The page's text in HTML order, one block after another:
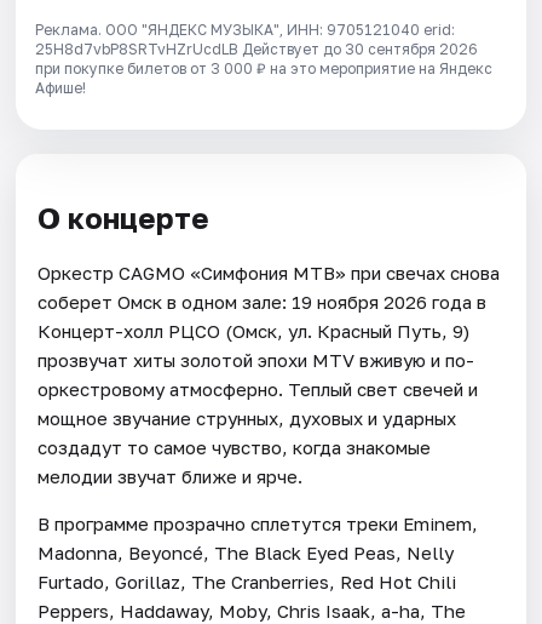
Реклама. ООО "ЯНДЕКС МУЗЫКА", ИНН: 9705121040 erid:
25H8d7vbP8SRTvHZrUcdLB Действует до 30 сентября 2026
при покупке билетов от 3 000 ₽ на это мероприятие на Яндекс
Афише!
О концерте
Оркестр CAGMO «Симфония МТВ» при свечах снова
соберет Омск в одном зале: 19 ноября 2026 года в
Концерт-холл РЦСО (Омск, ул. Красный Путь, 9)
прозвучат хиты золотой эпохи MTV вживую и по-
оркестровому атмосферно. Теплый свет свечей и
мощное звучание струнных, духовых и ударных
создадут то самое чувство, когда знакомые
мелодии звучат ближе и ярче.
В программе прозрачно сплетутся треки Eminem,
Madonna, Beyoncé, The Black Eyed Peas, Nelly
Furtado, Gorillaz, The Cranberries, Red Hot Chili
Peppers, Haddaway, Moby, Chris Isaak, a-ha, The